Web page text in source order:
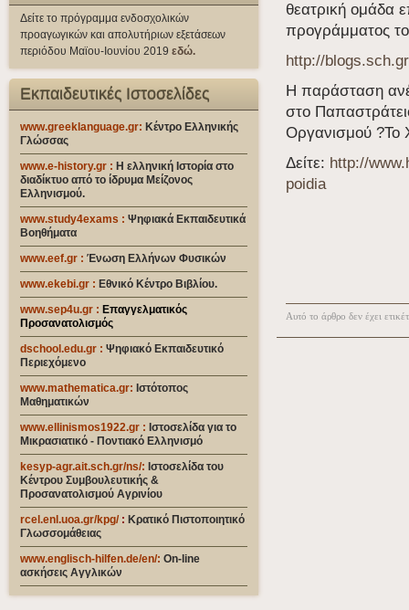
Δείτε το πρόγραμμα ενδοσχολικών
προαγωγικών και απολυτήριων εξετάσεων
περιόδου Μαϊου-Ιουνίου 2019 εδώ.
Εκπαιδευτικές Ιστοσελίδες
www.greeklanguage.gr: Κέντρο Ελληνικής
Γλώσσας
www.e-history.gr : Η ελληνική Ιστορία στο
διαδίκτυο από το ίδρυμα Μείζονος
Ελληνισμού.
www.study4exams : Ψηφιακά Εκπαιδευτικά
Βοηθήματα
www.eef.gr : Ένωση Ελλήνων Φυσικών
www.ekebi.gr : Εθνικό Κέντρο Βιβλίου.
www.sep4u.gr : Επαγγελματικός
Προσανατολισμός
dschool.edu.gr : Ψηφιακό Εκπαιδευτικό
Περιεχόμενο
www.mathematica.gr: Ιστότοπος
Μαθηματικών
www.ellinismos1922.gr : Ιστοσελίδα για το
Μικρασιατικό - Ποντιακό Ελληνισμό
kesyp-agr.ait.sch.gr/ns/: Ιστοσελίδα του
Κέντρου Συμβουλευτικής &
Προσανατολισμού Αγρινίου
rcel.enl.uoa.gr/kpg/ : Κρατικό Πιστοποιητικό
Γλωσσομάθειας
www.englisch-hilfen.de/en/: On-line
ασκήσεις Αγγλικών
θεατρική ομάδα
προγράμματος
http://
Η παράσταση
στο
Οργανισμού ?Το
Δείτε: http://
poidia
Αυτό το άρθρο δεν έχει